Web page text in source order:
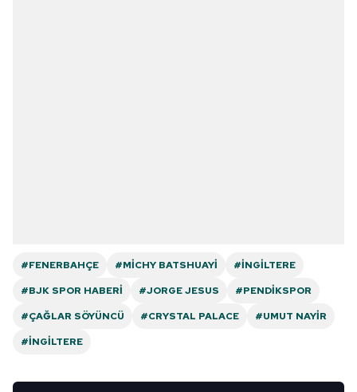
#FENERBAHÇE #MICHY BATSHUAYI
#İNGILTERE
#BJK SPOR HABERI
#JORGE JESUS
#PENDIKSPOR
#ÇAĞLAR SÖYÜNCÜ
#CRYSTAL PALACE
#UMUT NAYIR
#İNGILTERE